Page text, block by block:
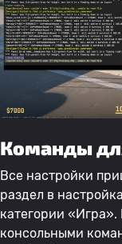
Команды
Все настройки
раздел в
категории
консольными